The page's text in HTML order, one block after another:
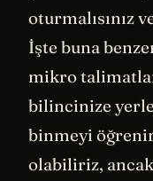
oturmalısınız
İşte buna
mikro
bilincinize
binmeyi
olabiliriz, ancak